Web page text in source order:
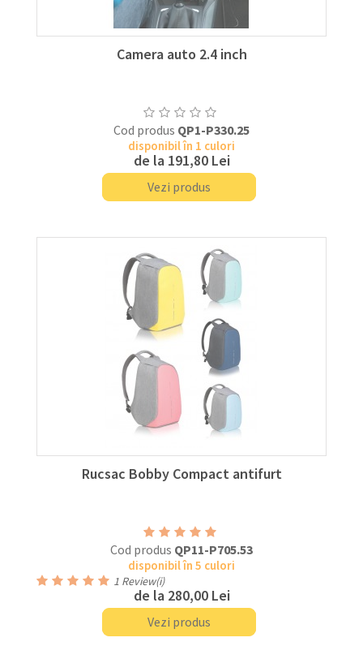
Camera auto 2.4 inch
Cod produs QP1-P330.25
disponibil în 1 culori
de la 191,80 Lei
Vezi produs
Rucsac Bobby Compact antifurt
Cod produs QP11-P705.53
disponibil în 5 culori
1 Review(i)
de la 280,00 Lei
Vezi produs